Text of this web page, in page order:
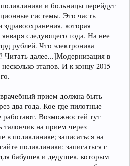
и больницы перейдут
системы. Это часть
которая
января следующего года. На нее
рублей. Что электроника
Читать далее...]Модернизация в
этапов. И к концу 2015
прием должна быть
два года. Кое-где пилотные
работают. Возможностей тут
талончик на прием через
в поликлинике; записаться на
поликлиники; записаться с
бабушек и дедушек, которым